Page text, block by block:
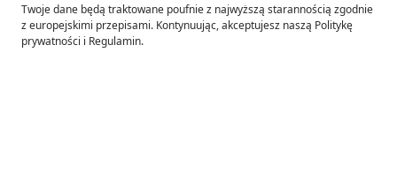
Twoje dane będą traktowane poufnie z najwyższą starannością zgodnie
z europejskimi przepisami. Kontynuując, akceptujesz naszą Politykę
prywatności i Regulamin.